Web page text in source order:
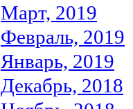
Март, 2019
Февраль, 2019
Январь, 2019
Декабрь, 2018